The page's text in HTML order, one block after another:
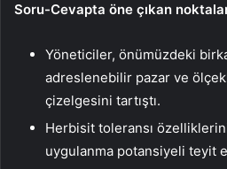
Soru-Cevapta öne çıkan
Yöneticiler, önümüzdeki
adreslenebilir pazar ve
çizelgesini tartıştı.
Herbisit toleransı
uygulanma potansiyeli teyit